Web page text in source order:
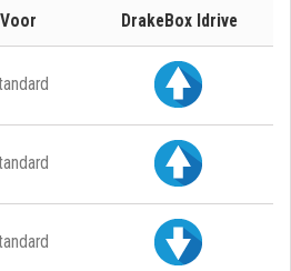
Voor DrakeBox Idrive